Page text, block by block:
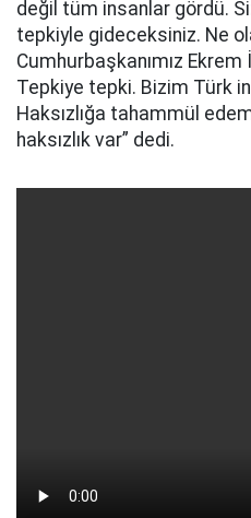
değil tüm insanlar gördü.
tepkiyle gideceksiniz. Ne
Cumhurbaşkanımız
Tepkiye tepki. Bizim Türk
Haksızlığa tahammül
haksızlık var” dedi.